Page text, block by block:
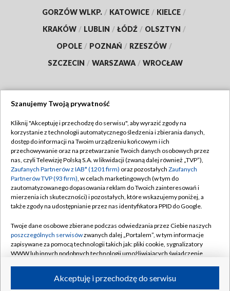
GORZÓW WLKP. / KATOWICE / KIELCE /
KRAKÓW / LUBLIN / ŁÓDŹ / OLSZTYN /
OPOLE / POZNAŃ / RZESZÓW /
SZCZECIN / WARSZAWA / WROCŁAW
TVP
Abonament TVP
Emisja w TVP
Centrum informacji TVP
Naziemna Telewizja Cyfrowa
Rada Programowa
System NOS
Informacje o nadawcy
Program dla prasy
Regulamin TVP
Polityka prywatności
Moje zgody
Pomoc
Kontakt
Kanały
Szanujemy Twoją prywatność
Kliknij "Akceptuję i przechodzę do serwisu", aby wyrazić zgody na
korzystanie z technologii automatycznego śledzenia i zbierania danych,
dostęp do informacji na Twoim urządzeniu końcowym i ich
przechowywanie oraz na przetwarzanie Twoich danych osobowych przez
nas, czyli Telewizję Polską S.A. w likwidacji (zwaną dalej również „TVP”),
Zaufanych Partnerów z IAB* (1201 firm) oraz pozostałych Zaufanych
Partnerów TVP (93 firm), w celach marketingowych (w tym do
zautomatyzowanego dopasowania reklam do Twoich zainteresowań i
mierzenia ich skuteczności) i pozostałych, które wskazujemy poniżej, a
także zgody na udostępnianie przez nas identyfikatora PPID do Google.
Twoje dane osobowe zbierane podczas odwiedzania przez Ciebie naszych
poszczególnych serwisówzwanych dalej „Portalem”, w tym informacje
zapisywane za pomocą technologii takich jak: pliki cookie, sygnalizatory
WWW lub innych podobnych technologii umożliwiających świadczenie
ruchu w Internecie.Akceptuję i przechodzę do serwisu